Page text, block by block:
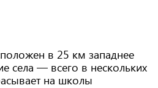
в 25 км западнее
села — всего в нескольких
на школы